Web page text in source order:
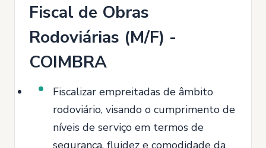
Fiscal de Obras
Rodoviárias (M/F) -
COIMBRA
Fiscalizar empreitadas de âmbito
rodoviário, visando o cumprimento de
níveis de serviço em termos de
segurança, fluidez e comodidade da